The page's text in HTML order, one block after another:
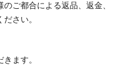
ご都合による返品、返金、
さい。
ます。